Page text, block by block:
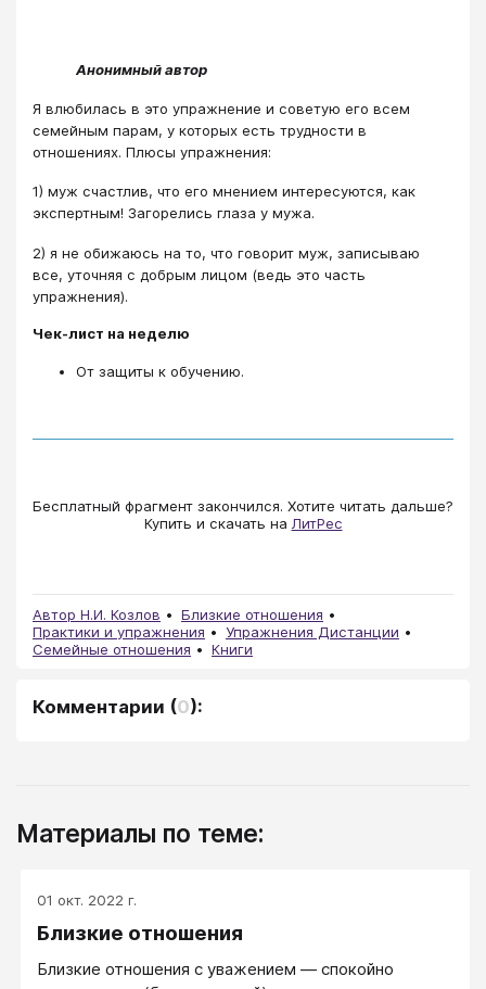
Анонимный автор
Я влюбилась в это упражнение и советую его всем
семейным парам, у которых есть трудности в
отношениях. Плюсы упражнения:
1) муж счастлив, что его мнением интересуются, как
экспертным! Загорелись глаза у мужа.
2) я не обижаюсь на то, что говорит муж, записываю
все, уточняя с добрым лицом (ведь это часть
упражнения).
Чек-лист на неделю
От защиты к обучению.
Бесплатный фрагмент закончился. Хотите читать дальше?
Купить и скачать на ЛитРес
Автор Н.И. Козлов
Близкие отношения
Практики и упражнения
Упражнения Дистанции
Семейные отношения
Книги
Комментарии (0):
Материалы по теме:
01 окт. 2022 г.
Близкие отношения
Близкие отношения с уважением — спокойно